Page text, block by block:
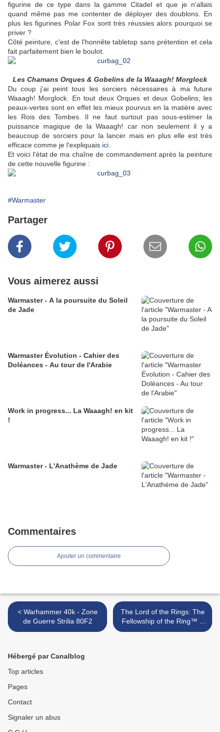
figurine de ce type dans la gamme Citadel et que je n'allais
quand même pas me contenter de déployer des doublons. En
plus les figurines Polar Fox sont très réussies alors pourquoi se
priver ?
Côté peinture, c'est de l'honnête tabletop sans prétention et cela
fait parfaitement bien le boulot.
Les Chamans Orques & Gobelins de la Waaagh! Morglock
Du coup j'ai peint tous les sorciers nécessaires à ma future
Waaagh! Morglock. En tout deux Orques et deux Gobelins, les
peaux-vertes sont en effet les mieux pourvus en la matière avec
les Rois des Tombes. Il ne faut surtout pas sous-estimer la
puissance magique de la Waaagh! car non seulement il y a
beaucoup de sorciers pour la lancer mais en plus elle est très
efficace comme je l'expliquais ici
Et voici l'état de ma chaîne de commandement après la peinture
de cette nouvelle figurine :
#Warmaster
Partager
Vous aimerez aussi
Warmaster - A la poursuite du Soleil
de Jade
Warmaster Évolution - Cahier des
Doléances - Au tour de l'Arabie
Work in progress... La Waaagh! en kit
!
Warmaster - L'Anathème de Jade
Commentaires
Ajouter un commentaire
< Warhammer 40k - Zone
de Guerre Strilia 80F2
The Lord of the Rings: The
Fellowship of the Ring™ –
Battle in Balin's Tomb >
Hébergé par Canalblog
Top articles
Pages
Contact
Signaler un abus